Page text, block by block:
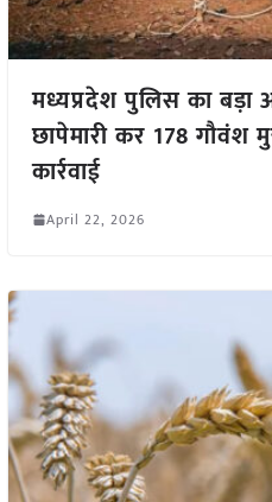
मध्यप्रदेश पुलिस का बड़ा
छापेमारी कर 178 गौवंश
कार्रवाई
April 22, 2026